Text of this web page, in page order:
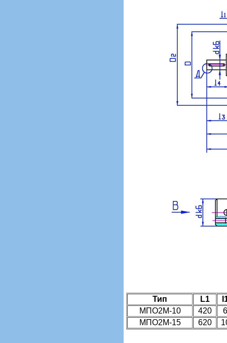
Тип L1
МПО2М-10
420
6
МПО2М-15
620